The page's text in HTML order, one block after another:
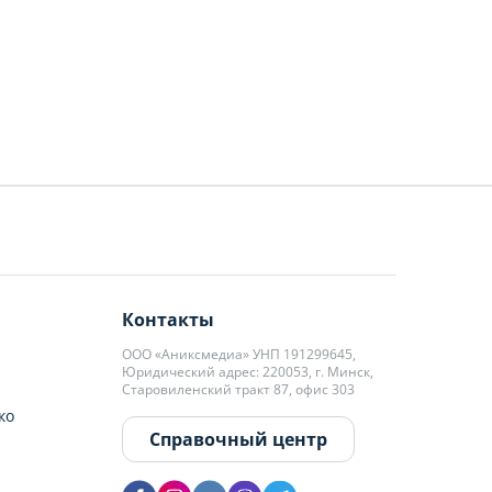
Контакты
ООО «Аниксмедиа» УНП 191299645,
Юридический адрес: 220053, г. Минск,
Старовиленский тракт 87, офис 303
Справочный центр